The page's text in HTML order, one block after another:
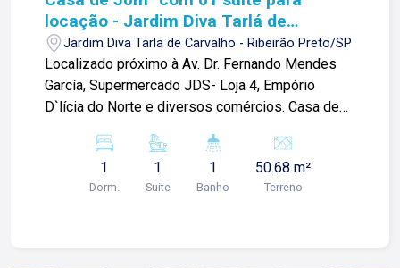
locação - Jardim Diva Tarlá de
Carvalho
Jardim Diva Tarla de Carvalho - Ribeirão Preto/SP
Localizado próximo à Av. Dr. Fernando Mendes
García, Supermercado JDS- Loja 4, Empório
D`lícia do Norte e diversos comércios. Casa de
serviço. Para mais informações e agendar visita,
entre em contato. Lago é RELACIONAMENTO!
Desde 1987 esta é a nossa missão, nosso
1
Dorm.
1
Suite
1
Banho
50.68 m²
Terreno